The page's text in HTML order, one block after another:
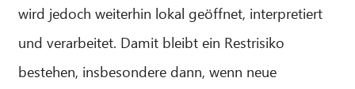
wird jedoch weiterhin lokal geöffnet, interpretiert
und verarbeitet. Damit bleibt ein Restrisiko
bestehen, insbesondere dann, wenn neue